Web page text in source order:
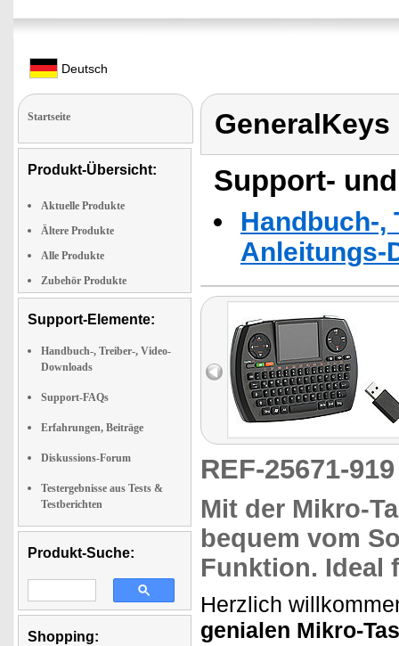
Deutsch
Startseite
Produkt-Übersicht:
Aktuelle Produkte
Ältere Produkte
Alle Produkte
Zubehör Produkte
Support-Elemente:
Handbuch-, Treiber-, Video-
Downloads
Support-FAQs
Erfahrungen, Beiträge
Diskussions-Forum
Testergebnisse aus Tests &
Testberichten
Produkt-Suche:
Shopping:
GeneralKeys
Support-
Handbuch-,
Anleitungs-
REF-25671-
Mit der Mikro-
bequem vom
Funktion. Ideal
Herzlich
genialen Mikro-